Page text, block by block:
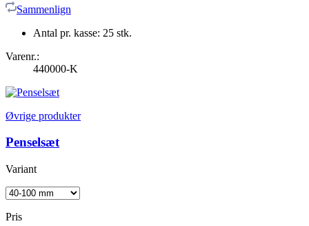
Sammenlign
Antal pr. kasse: 25 stk.
Varenr.:
440000-K
Øvrige produkter
Penselsæt
Variant
Pris